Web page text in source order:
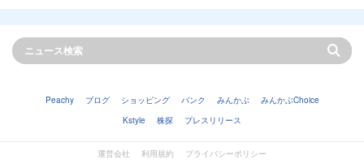
Peachy ブログ ショッピング バンク みんかぶ
みんかぶChoice
Kstyle
株探 プレスリリース
運営会社 利用規約 プライバシーポリシー